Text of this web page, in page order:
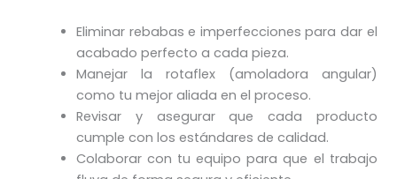
Eliminar rebabas e imperfecciones para dar el
acabado perfecto a cada pieza.
Manejar la rotaflex (amoladora angular)
como tu mejor aliada en el proceso.
Revisar y asegurar que cada producto
cumple con los estándares de calidad.
Colaborar con tu equipo para que el trabajo